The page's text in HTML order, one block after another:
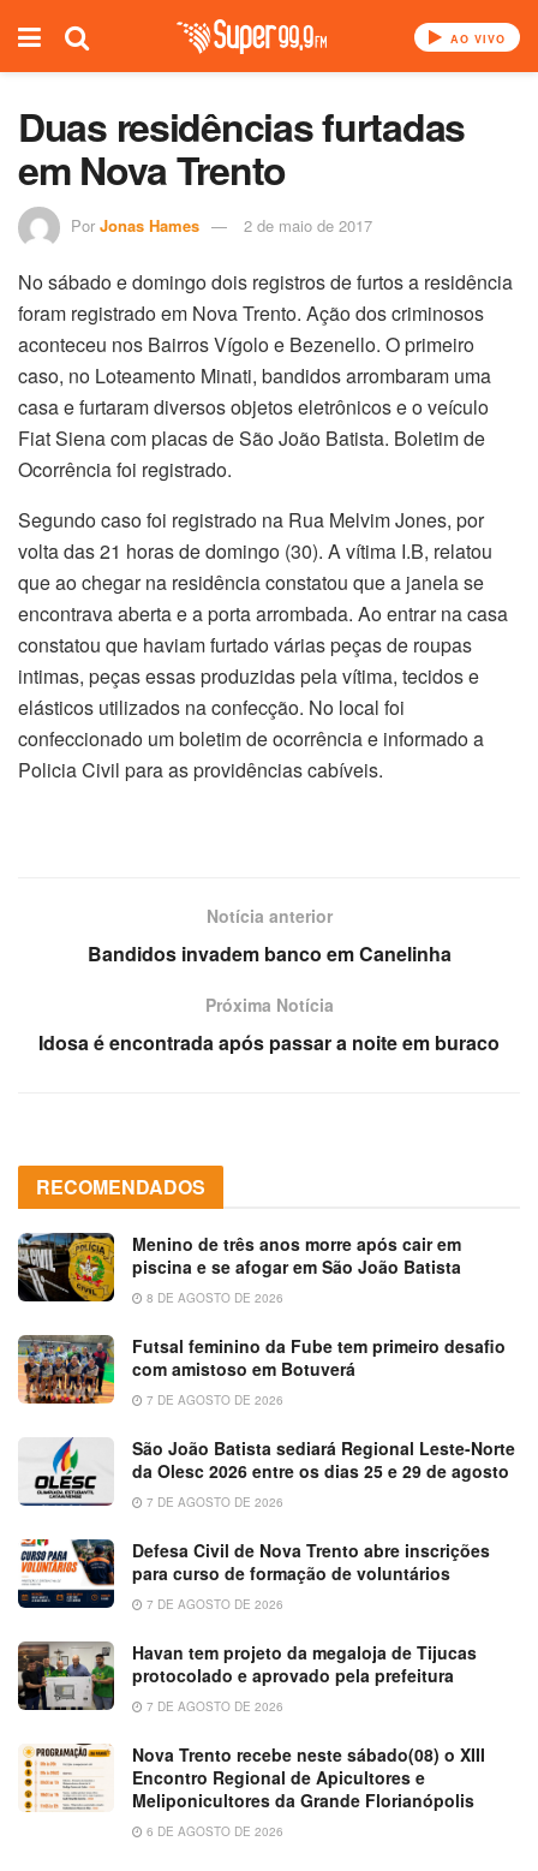
AO VIVO
Duas residências furtadas
em Nova Trento
Por Jonas Hames 2 de maio de 2017
No sábado e domingo dois registros de furtos a residência
foram registrado em Nova Trento. Ação dos criminosos
aconteceu nos Bairros Vígolo e Bezenello. O primeiro
caso, no Loteamento Minati, bandidos arrombaram uma
casa e furtaram diversos objetos eletrônicos e o veículo
Fiat Siena com placas de São João Batista. Boletim de
Ocorrência foi registrado.
Segundo caso foi registrado na Rua Melvim Jones, por
volta das 21 horas de domingo (30). A vítima I.B, relatou
que ao chegar na residência constatou que a janela se
encontrava aberta e a porta arrombada. Ao entrar na casa
constatou que haviam furtado várias peças de roupas
intimas, peças essas produzidas pela vítima, tecidos e
elásticos utilizados na confecção. No local foi
confeccionado um boletim de ocorrência e informado a
Policia Civil para as providências cabíveis.
Notícia anterior
Bandidos invadem banco em Canelinha
Próxima Notícia
Idosa é encontrada após passar a noite em buraco
RECOMENDADOS
Menino de três anos morre após cair em
piscina e se afogar em São João Batista
8 DE AGOSTO DE 2026
Futsal feminino da Fube tem primeiro desafio
com amistoso em Botuverá
7 DE AGOSTO DE 2026
São João Batista sediará Regional Leste-Norte
da Olesc 2026 entre os dias 25 e 29 de agosto
7 DE AGOSTO DE 2026
Defesa Civil de Nova Trento abre inscrições
para curso de formação de voluntários
7 DE AGOSTO DE 2026
Havan tem projeto da megaloja de Tijucas
protocolado e aprovado pela prefeitura
7 DE AGOSTO DE 2026
Nova Trento recebe neste sábado(08) o XIII
Encontro Regional de Apicultores e
Meliponicultores da Grande Florianópolis
6 DE AGOSTO DE 2026